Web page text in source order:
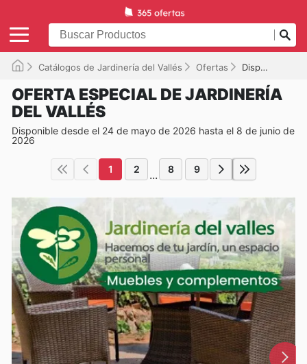
Catálogos de Jardinería del Vallés Ofertas Disponible hasta el 08/06/2026
OFERTA ESPECIAL DE JARDINERÍA
DEL VALLÉS
Disponible desde el 24 de mayo de 2026 hasta el 8 de junio de
2026
1 2 ... 8 9